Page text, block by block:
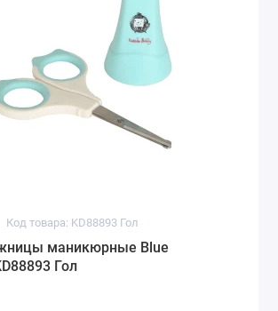
Код товара: KD88893 Гол
маникюрные Blue
Гол